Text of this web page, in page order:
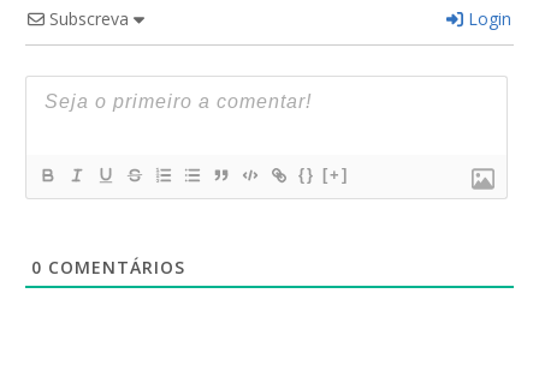
Subscreva Login
{} [+]
0 COMENTÁRIOS